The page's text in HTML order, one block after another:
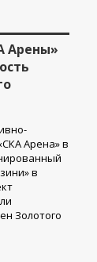
Арены»
Арена» в
в
Золотого